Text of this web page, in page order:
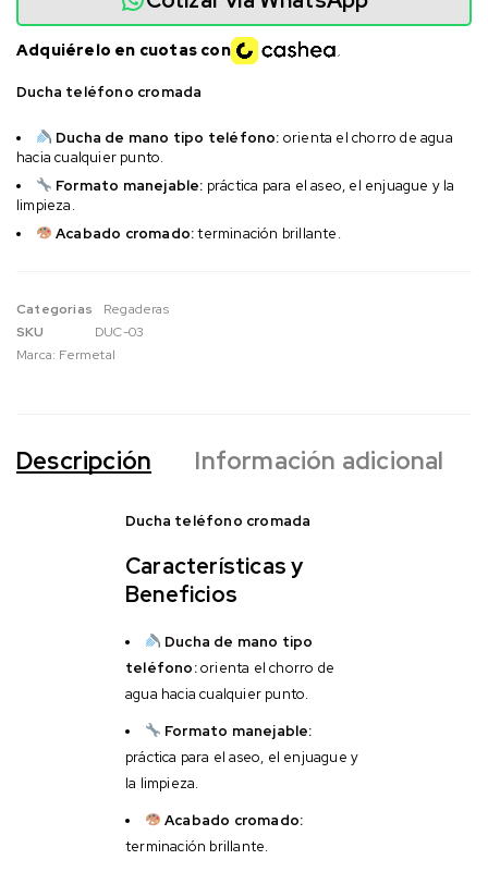
Ducha teléfono cromada
Ducha de mano tipo teléfono: orienta el chorro de agua
hacia cualquier punto.
Formato manejable: práctica para el aseo, el enjuague y la
limpieza.
Acabado cromado:terminación brillante.
Adquiérelo en cuotas con
Categorias
Regaderas
SKU
DUC-03
Marca: Fermetal
Descripción Información adicional
Ducha teléfono cromada
Características y
Beneficios
Ducha de mano tipo
teléfono:orienta el chorro de
agua hacia cualquier punto.
Formato manejable:
práctica para el aseo, el enjuague y
la limpieza.
Acabado cromado:
terminación brillante.